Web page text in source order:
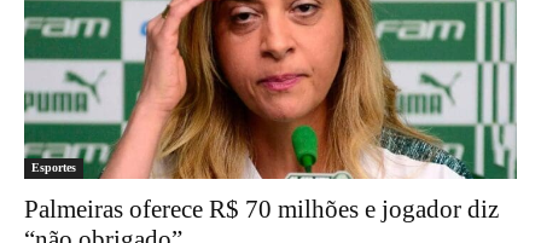
Esportes
Palmeiras oferece R$ 70 milhões e jogador diz